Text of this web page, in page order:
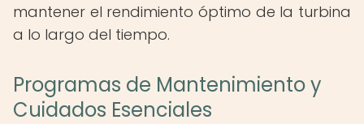
mantener el rendimiento óptimo de la turbina
a lo largo del tiempo.
Programas de Mantenimiento y
Cuidados Esenciales